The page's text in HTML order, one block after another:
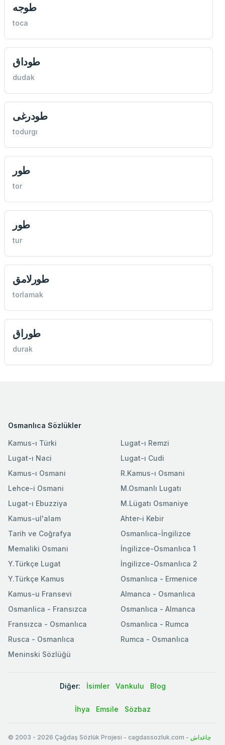
طوجه
toca
طوداق
dudak
طودرغی
todurgı
طور
tor
طور
tur
طورلامق
torlamak
طوراق
durak
Osmanlıca Sözlükler
Kamus-ı Türki
Lugat-ı Naci
Kamus-ı Osmani
Lehce-i Osmani
Lugat-ı Ebuzziya
Lugat-ı Remzi
Lugat-ı Cudi
R.Kamus-ı Osmani
M.Osmanlı Lugatı
M.Lügatı Osmaniye
Kamus-ul'alam
Tarih ve Coğrafya
Memaliki Osmani
Y.Türkçe Lugat
Y.Türkçe Kamus
Ahter-i Kebir
Osmanlıca-İngilizce
İngilizce-Osmanlıca 1
İngilizce-Osmanlıca 2
Osmanlıca - Ermenice
Kamus-u Fransevi
Osmanlica - Fransızca
Fransızca - Osmanlıca
Rusca - Osmanlıca
Meninski Sözlüğü
Almanca - Osmanlıca
Osmanlıca - Almanca
Osmanlıca - Rumca
Rumca - Osmanlıca
Diğer: İsimler Vankulu Blog
İhya Emsile Sözbaz
© 2003 - 2026 Çağdaş Sözlük Projesi - cagdassozluk.com - چاغداش